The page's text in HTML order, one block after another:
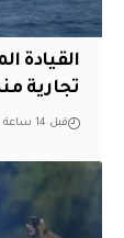
تجارية
قبل 14 ساعة